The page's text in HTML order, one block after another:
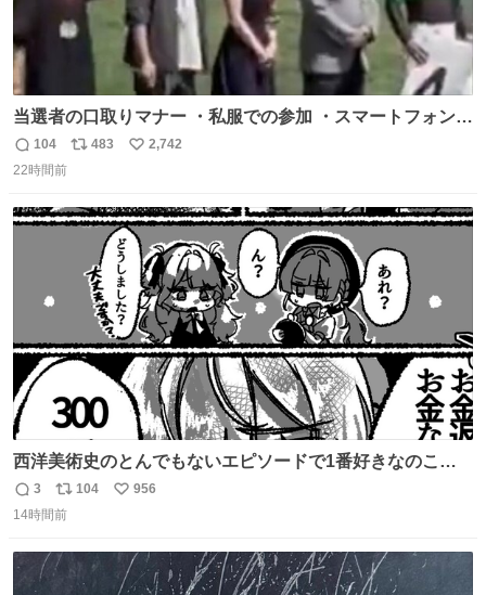
当選者の口取りマナー ・私服での参加 ・スマートフォンで
の撮影 ・調教師へ自分から握手を求める行為 ・シャツをズ
ボンにインしていない服装 ・ボディーバッグの着用 私も口
ほしい #DMMバヌーシ
返
信
104
リ
ト
483
い
数
2,742
22時間前
西洋美術史のとんでもないエピソードで1番好きなのこれ
モネのエピソード大体面白い #絵がみの美術史創作
返
信
3
リ
ポ
ト
104
い
956
14時間前